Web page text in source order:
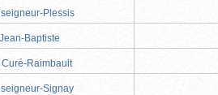
Plessis
Baptiste
Raimbault
Signay